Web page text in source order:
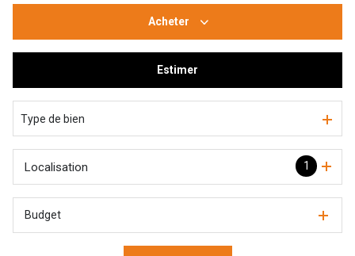
Acheter
De l'immo pro
Estimer
Type de bien
1
Localisation
Budget